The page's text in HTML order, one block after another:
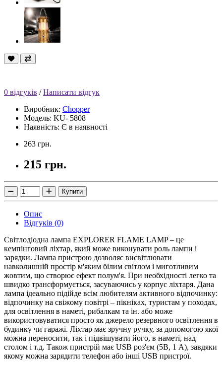
0 відгуків /Написати відгук
Виробник: Chopper
Модель: KU- 5808
Наявність: Є в наявності
263 грн.
215 грн.
Купити
Опис
Відгуків (0)
Світлодіодна лампа EXPLORER FLAME LAMP – це
кемпінговий ліхтар, який може виконувати роль лампи і
зарядки. Лампа пристрою дозволяє висвітлювати
навколишній простір м'яким білим світлом і миготливим
жовтим, що створює ефект полум'я. При необхідності легко та
швидко трансформується, засуваючись у корпус ліхтаря. Дана
лампа ідеально підійде всім любителям активного відпочинку:
відпочинку на свіжому повітрі – пікніках, туристам у походах,
для освітлення в наметі, рибалкам та ін. або може
використовуватися просто як джерело резервного освітлення в
будинку чи гаражі. Ліхтар має зручну ручку, за допомогою якої
можна переносити, так і підвішувати його, в наметі, над
столом і т.д. Також пристрій має USB роз'єм (5В, 1 А), завдяки
якому можна зарядити телефон або інші USB пристрої.